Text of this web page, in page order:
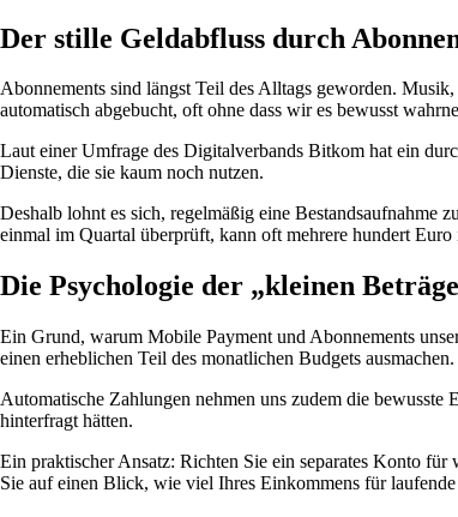
Der stille Geldabfluss durch
Abonnements sind längst Teil des Alltags geworden.
automatisch abgebucht, oft ohne dass wir es bewusst
Laut einer Umfrage des Digitalverbands Bitkom hat ein
Dienste, die sie kaum noch nutzen.
Deshalb lohnt es sich, regelmäßig eine Bestandsaufnahme
einmal im Quartal überprüft, kann oft mehrere hundert Euro
Die Psychologie der „kleinen
Ein Grund, warum Mobile Payment und Abonnements
einen erheblichen Teil des monatlichen Budgets ausmachen.
Automatische Zahlungen nehmen uns zudem die
hinterfragt hätten.
Ein praktischer Ansatz: Richten Sie ein separates Konto
Sie auf einen Blick, wie viel Ihres Einkommens für